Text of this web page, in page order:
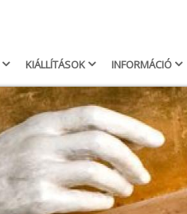
KIÁLLÍTÁSOK INFORMÁCIÓ